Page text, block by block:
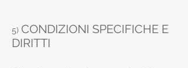
5) CONDIZIONI SPECIFICHE E
DIRITTI